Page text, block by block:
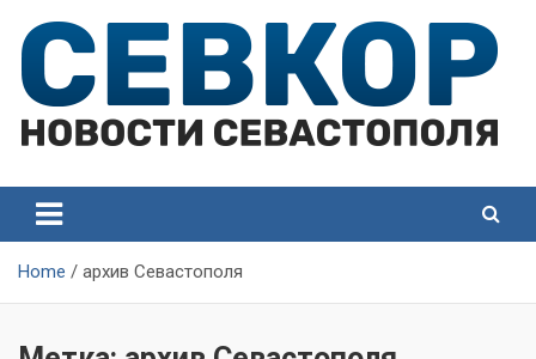
content
Севастополя
Севастополя
Home архив Севастополя